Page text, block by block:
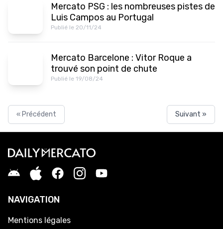
Mercato PSG : les nombreuses pistes de
Luis Campos au Portugal
Publié le 20/11/24
Mercato Barcelone : Vitor Roque a
trouvé son point de chute
Publié le 19/08/24
« Précédent Suivant »
NAVIGATION
Mentions légales